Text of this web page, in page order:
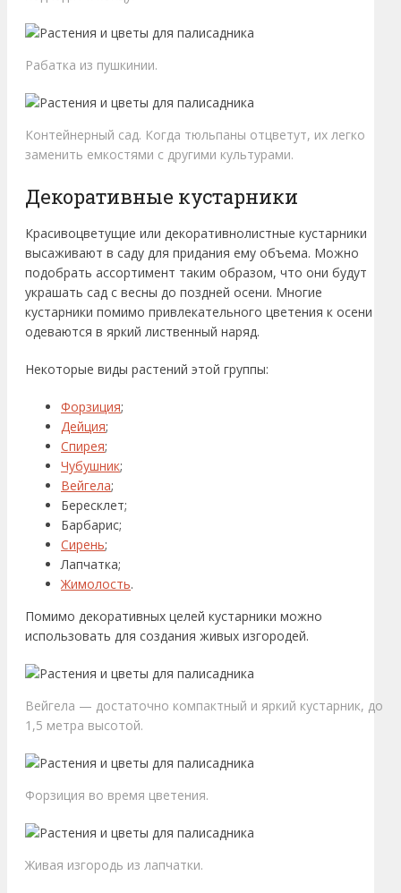
Рабатка из пушкинии.
Контейнерный сад. Когда тюльпаны отцветут, их легко
заменить емкостями с другими культурами.
Декоративные кустарники
Красивоцветущие или декоративнолистные кустарники
высаживают в саду для придания ему объема. Можно
подобрать ассортимент таким образом, что они будут
украшать сад с весны до поздней осени. Многие
кустарники помимо привлекательного цветения к осени
одеваются в яркий лиственный наряд.
Некоторые виды растений этой группы:
Форзиция;
Дейция;
Спирея;
Чубушник;
Вейгела;
Бересклет;
Барбарис;
Сирень;
Лапчатка;
Жимолость.
Помимо декоративных целей кустарники можно
использовать для создания живых изгородей.
Вейгела — достаточно компактный и яркий кустарник, до
1,5 метра высотой.
Форзиция во время цветения.
Живая изгородь из лапчатки.